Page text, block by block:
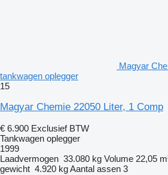
Magyar
tankwagen oplegger
15
Magyar Chemie 22050 Liter, 1 Comp
€ 6.900 Exclusief BTW
Tankwagen oplegger
1999
Laadvermogen 33.080 kg Volume 22,05
gewicht 4.920 kgAantal assen 3